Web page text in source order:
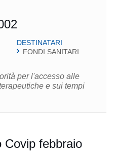
DESTINATARI
FONDI SANITARI
per l'accesso alle
e sui tempi
Covip febbraio